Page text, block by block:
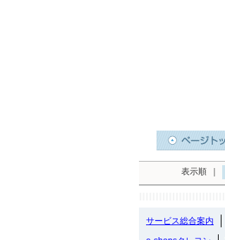
表示順
サービス総合案内